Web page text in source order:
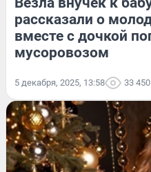
рассказали о
вместе с дочкой
мусоровозом
5 декабря, 2025, 13:58 33 450